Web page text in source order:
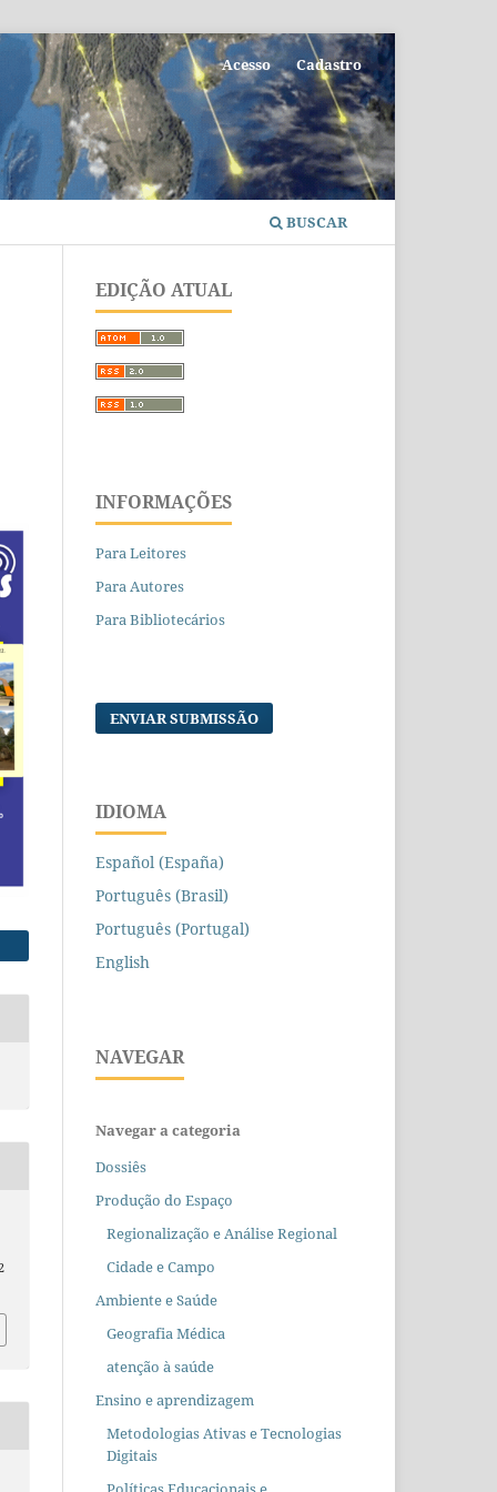
BUSCAR
Acesso Cadastro
EDIÇÃO ATUAL
INFORMAÇÕES
Para Leitores
Para Autores
Para Bibliotecários
ENVIAR SUBMISSÃO
IDIOMA
Español (España)
Português (Brasil)
Português (Portugal)
English
NAVEGAR
Navegar a categoria
Dossiês
Produção do Espaço
Regionalização e Análise Regional
Cidade e Campo
Ambiente e Saúde
Geografia Médica
atenção à saúde
Ensino e aprendizagem
Metodologias Ativas e Tecnologias
Digitais